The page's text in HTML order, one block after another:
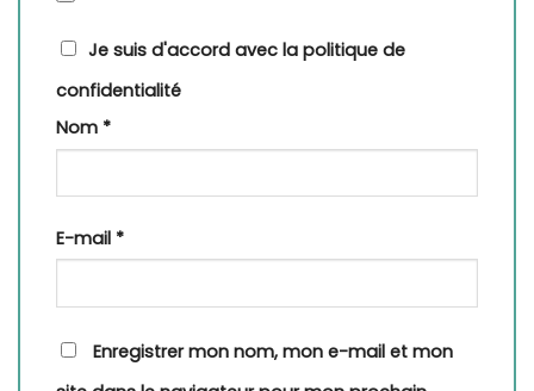
Je suis d'accord avec la politique de
confidentialité
Nom *
E-mail *
Enregistrer mon nom, mon e-mail et mon